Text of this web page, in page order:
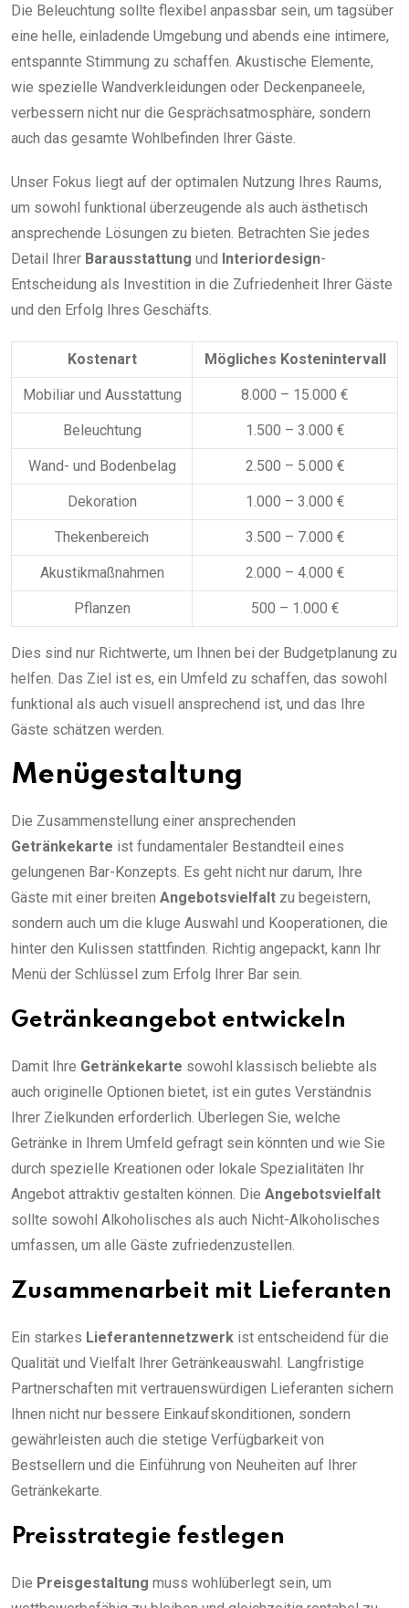
Die Beleuchtung sollte flexibel anpassbar sein, um tagsüber
eine helle, einladende Umgebung und abends eine intimere,
entspannte Stimmung zu schaffen. Akustische Elemente,
wie spezielle Wandverkleidungen oder Deckenpaneele,
verbessern nicht nur die Gesprächsatmosphäre, sondern
auch das gesamte Wohlbefinden Ihrer Gäste.
Unser Fokus liegt auf der optimalen Nutzung Ihres Raums,
um sowohl funktional überzeugende als auch ästhetisch
ansprechende Lösungen zu bieten. Betrachten Sie jedes
Detail Ihrer Barausstattung und Interiordesign-
Entscheidung als Investition in die Zufriedenheit Ihrer Gäste
und den Erfolg Ihres Geschäfts.
Kostenart Mögliches Kostenintervall
Mobiliar und Ausstattung 8.000 – 15.000 €
Beleuchtung 1.500 – 3.000 €
Wand- und Bodenbelag 2.500 – 5.000 €
Dekoration 1.000 – 3.000 €
Thekenbereich 3.500 – 7.000 €
Akustikmaßnahmen 2.000 – 4.000 €
Pflanzen 500 – 1.000 €
Dies sind nur Richtwerte, um Ihnen bei der Budgetplanung zu
helfen. Das Ziel ist es, ein Umfeld zu schaffen, das sowohl
funktional als auch visuell ansprechend ist, und das Ihre
Gäste schätzen werden.
Menügestaltung
Die Zusammenstellung einer ansprechenden
Getränkekarte ist fundamentaler Bestandteil eines
gelungenen Bar-Konzepts. Es geht nicht nur darum, Ihre
Gäste mit einer breiten Angebotsvielfalt zu begeistern,
sondern auch um die kluge Auswahl und Kooperationen, die
hinter den Kulissen stattfinden. Richtig angepackt, kann Ihr
Menü der Schlüssel zum Erfolg Ihrer Bar sein.
Getränkeangebot entwickeln
Damit Ihre Getränkekarte sowohl klassisch beliebte als
auch originelle Optionen bietet, ist ein gutes Verständnis
Ihrer Zielkunden erforderlich. Überlegen Sie, welche
Getränke in Ihrem Umfeld gefragt sein könnten und wie Sie
durch spezielle Kreationen oder lokale Spezialitäten Ihr
Angebot attraktiv gestalten können. Die Angebotsvielfalt
sollte sowohl Alkoholisches als auch Nicht-Alkoholisches
umfassen, um alle Gäste zufriedenzustellen.
Zusammenarbeit mit Lieferanten
Ein starkes Lieferantennetzwerk ist entscheidend für die
Qualität und Vielfalt Ihrer Getränkeauswahl. Langfristige
Partnerschaften mit vertrauenswürdigen Lieferanten sichern
Ihnen nicht nur bessere Einkaufskonditionen, sondern
gewährleisten auch die stetige Verfügbarkeit von
Bestsellern und die Einführung von Neuheiten auf Ihrer
Getränkekarte.
Preisstrategie festlegen
Die Preisgestaltung muss wohlüberlegt sein, um